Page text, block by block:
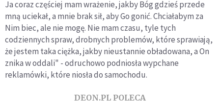
Ja coraz częściej mam wrażenie, jakby Bóg gdzieś przede
mną uciekał, a mnie brak sił, aby Go gonić. Chciałabym za
Nim biec, ale nie mogę. Nie mam czasu, tyle tych
codziennych spraw, drobnych problemów, które sprawiają,
że jestem taka ciężka, jakby nieustannie obładowana, a On
znika w oddali" - odruchowo podniosła wypchane
reklamówki, które niosła do samochodu.
DEON.PL POLECA